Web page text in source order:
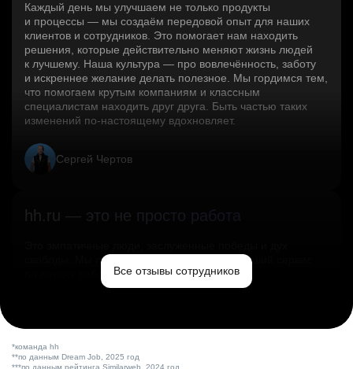
Каждый день мы улучшаем не только продукты
и процессы — мы создаём передовой опыт для наших
клиентов и сотрудников. Это помогает нам находить
решения, которые действительно меняют жизнь людей
к лучшему. Наша культура — про вовлечённость, заботу
и искреннее желание делать полезное. Мы гордимся тем,
что помогаем крутым компаниям и классным
специалистам находить друг друга. Быть частью таких
изменений по‑настоящему вдохновляет.
Сергей Чертов
hh.ru — это не просто работа
свободы. Мы помогаем миру и создаём лучший сервис
по поиску работы в стране.Все отзывы сотрудников
*команда hh
**по данным Dream Job, 2025 год
***по данным рейтинга Similarweb, 2024 год